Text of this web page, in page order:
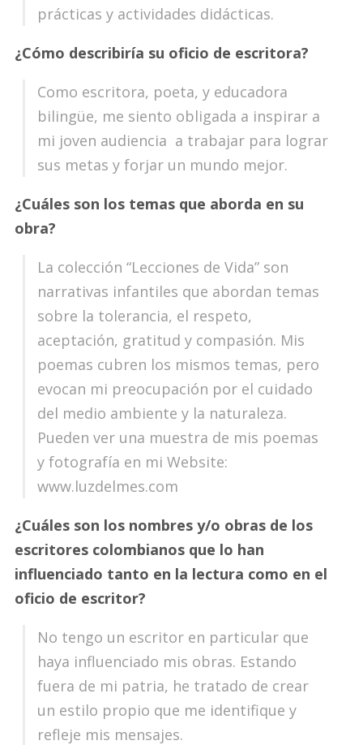
prácticas y actividades didácticas.
¿Cómo describiría su oficio de escritora?
Como escritora, poeta, y educadora
bilingüe, me siento obligada a inspirar a
mi joven audiencia a trabajar para lograr
sus metas y forjar un mundo mejor.
¿Cuáles son los temas que aborda en su
obra?
La colección “Lecciones de Vida” son
narrativas infantiles que abordan temas
sobre la tolerancia, el respeto,
aceptación, gratitud y compasión. Mis
poemas cubren los mismos temas, pero
evocan mi preocupación por el cuidado
del medio ambiente y la naturaleza.
Pueden ver una muestra de mis poemas
y fotografía en mi Website:
www.luzdelmes.com
¿Cuáles son los nombres y/o obras de los
escritores colombianos que lo han
influenciado tanto en la lectura como en el
oficio de escritor?
No tengo un escritor en particular que
haya influenciado mis obras. Estando
fuera de mi patria, he tratado de crear
un estilo propio que me identifique y
refleje mis mensajes.